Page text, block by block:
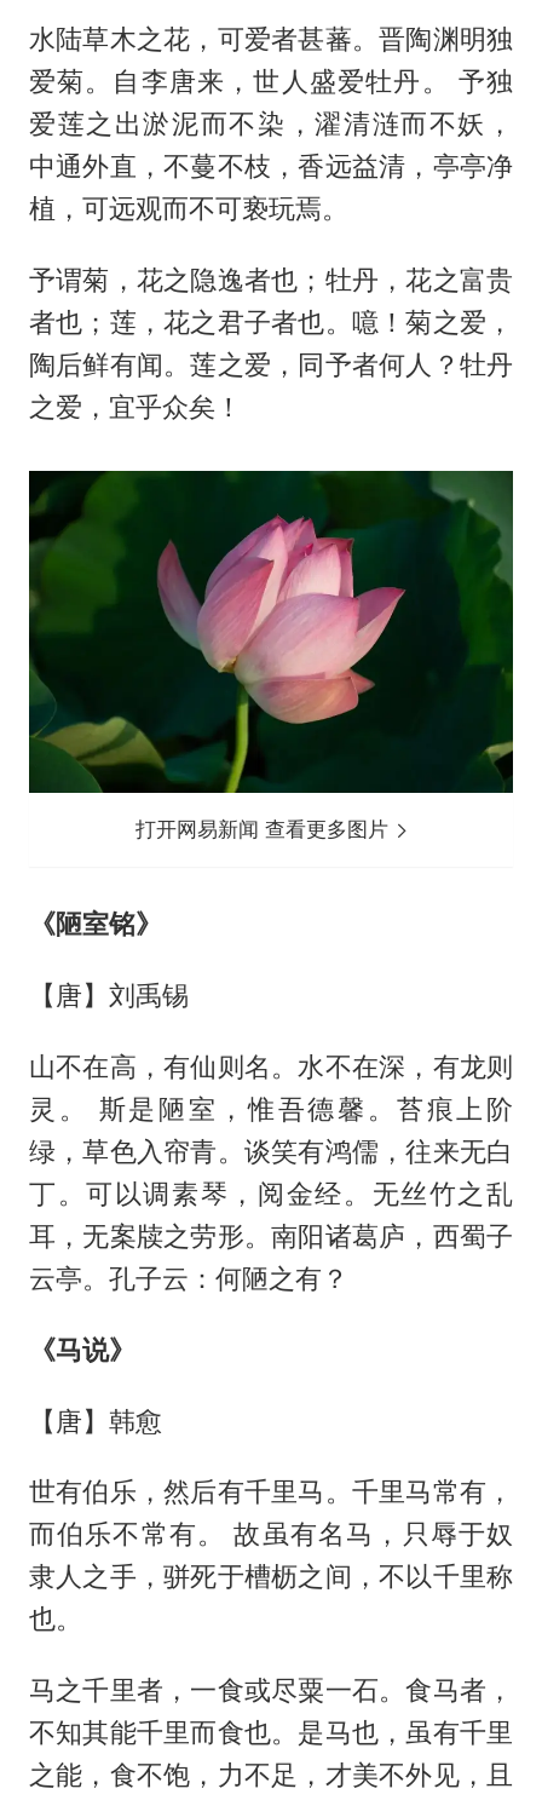
水陆草木之花，可爱者甚蕃。晋陶渊明独
爱菊。自李唐来，世人盛爱牡丹。 予独
爱莲之出淤泥而不染，濯清涟而不妖，
中通外直，不蔓不枝，香远益清，亭亭净
植，可远观而不可亵玩焉。
予谓菊，花之隐逸者也；牡丹，花之富贵
者也；莲，花之君子者也。噫！菊之爱，
陶后鲜有闻。莲之爱，同予者何人？牡丹
之爱，宜乎众矣！
打开网易新闻 查看更多图片
《陋室铭》
【唐】刘禹锡
山不在高，有仙则名。水不在深，有龙则
灵。 斯是陋室，惟吾德馨。苔痕上阶
绿，草色入帘青。谈笑有鸿儒，往来无白
丁。可以调素琴，阅金经。无丝竹之乱
耳，无案牍之劳形。南阳诸葛庐，西蜀子
云亭。孔子云：何陋之有？
《马说》
【唐】韩愈
世有伯乐，然后有千里马。千里马常有，
而伯乐不常有。 故虽有名马，只辱于奴
隶人之手，骈死于槽枥之间，不以千里称
也。
马之千里者，一食或尽粟一石。食马者，
不知其能千里而食也。是马也，虽有千里
之能，食不饱，力不足，才美不外见，且